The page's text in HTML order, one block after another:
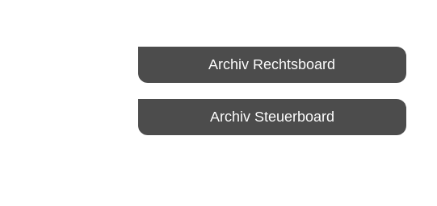
Archiv Rechtsboard
Archiv Steuerboard